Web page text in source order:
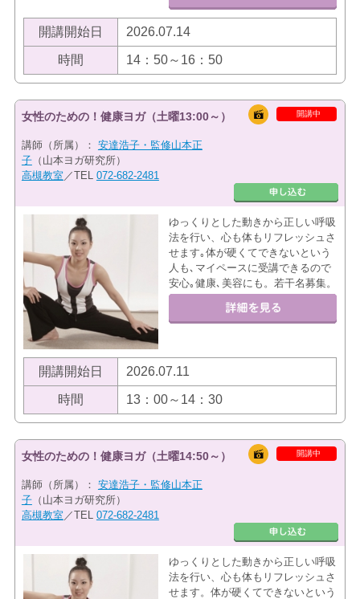
開講開始日 2026.07.14
時間 14：50～16：50
開講中
女性のための！健康ヨガ（土曜13:00～）
講師（所属）： 安達浩子・監修山本正
子（山本ヨガ研究所）
高槻教室 ／TEL 072-682-2481
ゆっくりとした動きから正しい呼吸
法を行い、心も体もリフレッシュさ
せます｡体が硬くてできないという
人も､マイペースに受講できるので
安心｡健康､美容にも。若干名募集。
開講開始日 2026.07.11
時間 13：00～14：30
開講中
女性のための！健康ヨガ（土曜14:50～）
講師（所属）： 安達浩子・監修山本正
子（山本ヨガ研究所）
高槻教室 ／TEL 072-682-2481
ゆっくりとした動きから正しい呼吸
法を行い、心も体もリフレッシュさ
せます。体が硬くてできないという